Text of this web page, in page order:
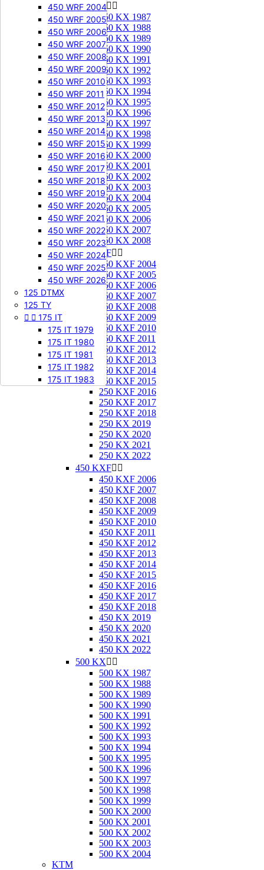
450 WRF 2004
450 WRF 2005
450 WRF 2006
450 WRF 2007
450 WRF 2008
450 WRF 2009
450 WRF 2010
450 WRF 2011
450 WRF 2012
450 WRF 2013
450 WRF 2014
450 WRF 2015
450 WRF 2016
450 WRF 2017
450 WRF 2018
450 WRF 2019
450 WRF 2020
450 WRF 2021
450 WRF 2022
450 WRF 2023
450 WRF 2024
450 WRF 2025
450 WRF 2026
125 DTMX
125 TY
  175 IT
175 IT 1979
175 IT 1980
175 IT 1981
175 IT 1982
175 IT 1983
250 KX 
250 KX 1987
250 KX 1988
250 KX 1989
250 KX 1990
250 KX 1991
250 KX 1992
250 KX 1993
250 KX 1994
250 KX 1995
250 KX 1996
250 KX 1997
250 KX 1998
250 KX 1999
250 KX 2000
250 KX 2001
250 KX 2002
250 KX 2003
250 KX 2004
250 KX 2005
250 KX 2006
250 KX 2007
250 KX 2008
250 KXF 
250 KXF 2004
250 KXF 2005
250 KXF 2006
250 KXF 2007
250 KXF 2008
250 KXF 2009
250 KXF 2010
250 KXF 2011
250 KXF 2012
250 KXF 2013
250 KXF 2014
250 KXF 2015
250 KXF 2016
250 KXF 2017
250 KXF 2018
250 KX 2019
250 KX 2020
250 KX 2021
250 KX 2022
450 KXF 
450 KXF 2006
450 KXF 2007
450 KXF 2008
450 KXF 2009
450 KXF 2010
450 KXF 2011
450 KXF 2012
450 KXF 2013
450 KXF 2014
450 KXF 2015
450 KXF 2016
450 KXF 2017
450 KXF 2018
450 KX 2019
450 KX 2020
450 KX 2021
450 KX 2022
500 KX 
500 KX 1987
500 KX 1988
500 KX 1989
500 KX 1990
500 KX 1991
500 KX 1992
500 KX 1993
500 KX 1994
500 KX 1995
500 KX 1996
500 KX 1997
500 KX 1998
500 KX 1999
500 KX 2000
500 KX 2001
500 KX 2002
500 KX 2003
500 KX 2004
KTM